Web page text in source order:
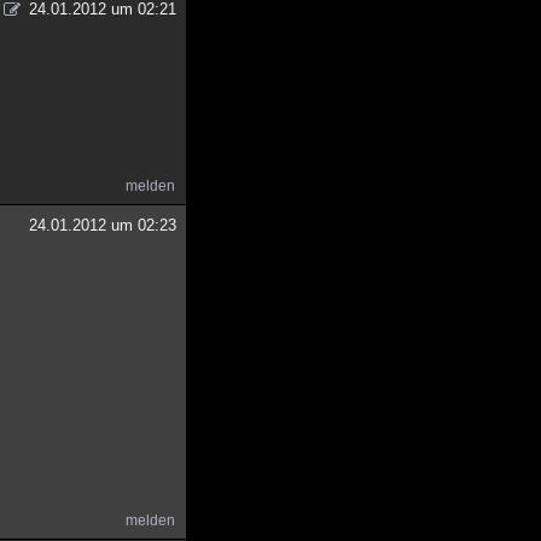
24.01.2012 um 02:21
melden
24.01.2012 um 02:23
melden